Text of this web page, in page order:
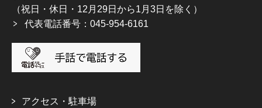
（祝日・休日・12月29日から1月3日を除く）
代表電話番号：045-954-6161
アクセス・駐車場